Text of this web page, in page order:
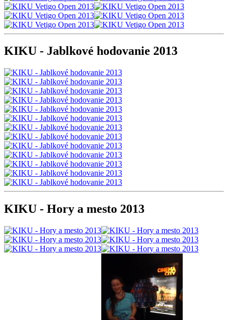
KIKU - Jablkové hodovanie 2013
KIKU - Hory a mesto 2013